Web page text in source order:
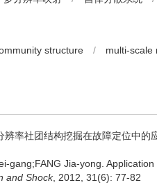
structure / multi-scale
辨率社团结构挖掘在故障定位中
gang;FANG Jia-yong.
and Shock, 2012, 31(6): 77-82